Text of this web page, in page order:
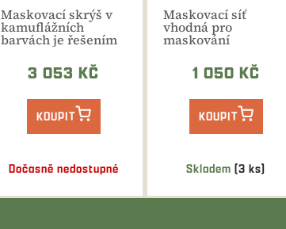
Dočasně nedostupné
Maskovací skrýš v
kamuflážních
barvách je řešením
pro lov kdekoliv.
3 053 KČ
KOUPIT
Skladem(3 ks)
Maskovací síť
vhodná pro
maskování
pro lov, rozměry 2x3
1 050 KČ
KOUPIT